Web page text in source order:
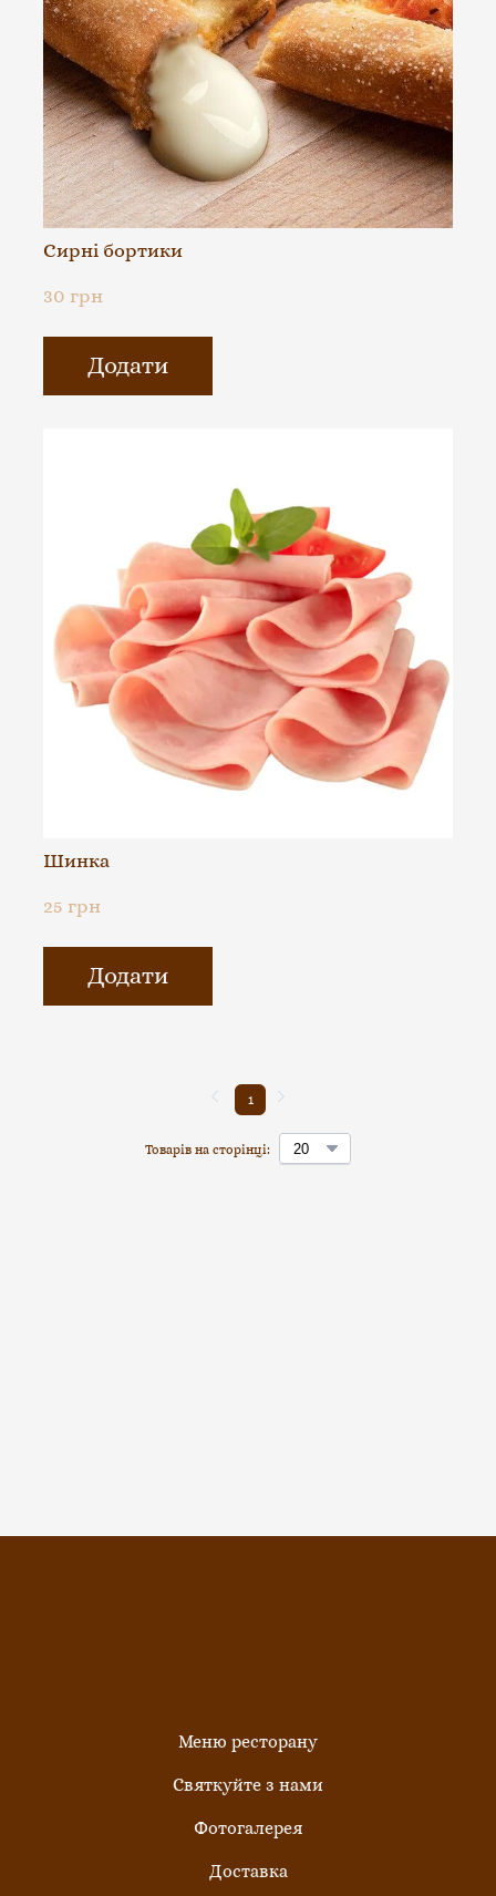
Сирні бортики
30 грн
Додати
Шинка
25 грн
Додати
Товарів на сторінці:
1
Меню ресторану
Святкуйте з нами
Фотогалерея
Доставка